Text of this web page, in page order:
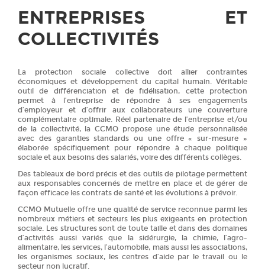
ENTREPRISES ET
COLLECTIVITÉS
La protection sociale collective doit allier contraintes
économiques et développement du capital humain. Véritable
outil de différenciation et de fidélisation, cette protection
permet à l’entreprise de répondre à ses engagements
d’employeur et d’offrir aux collaborateurs une couverture
complémentaire optimale. Réel partenaire de l’entreprise et/ou
de la collectivité, la CCMO propose une étude personnalisée
avec des garanties standards ou une offre « sur-mesure »
élaborée spécifiquement pour répondre à chaque politique
sociale et aux besoins des salariés, voire des différents collèges.
Des tableaux de bord précis et des outils de pilotage permettent
aux responsables concernés de mettre en place et de gérer de
façon efficace les contrats de santé et les évolutions à prévoir.
CCMO Mutuelle offre une qualité de service reconnue parmi les
nombreux métiers et secteurs les plus exigeants en protection
sociale. Les structures sont de toute taille et dans des domaines
d’activités aussi variés que la sidérurgie, la chimie, l’agro-
alimentaire, les services, l’automobile, mais aussi les associations,
les organismes sociaux, les centres d’aide par le travail ou le
secteur non lucratif.